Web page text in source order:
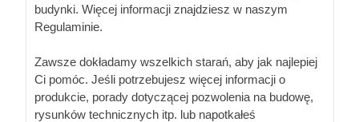
budynki. Więcej informacji znajdziesz w naszym
Regulaminie.
Zawsze dokładamy wszelkich starań, aby jak najlepiej
Ci pomóc. Jeśli potrzebujesz więcej informacji o
produkcie, porady dotyczącej pozwolenia na budowę,
rysunków technicznych itp. lub napotkałeś